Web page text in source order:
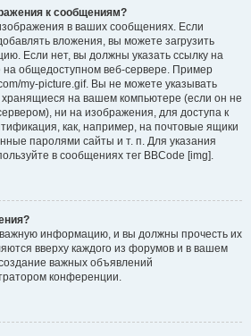
к сообщениям?
в ваших сообщениях. Если
вложения, вы можете загрузить
Если нет, вы должны указать ссылку на
общедоступном веб-сервере. Пример
my-picture.gif. Вы не можете указывать
на вашем компьютере (если он не
ни на изображения, для доступа к
как, например, на почтовые ящики
паролями сайты и т. п. Для указания
в сообщениях тег BBCode [img].
информацию, и вы должны прочесть их
вверху каждого из форумов и в вашем
важных объявлений
конференции.